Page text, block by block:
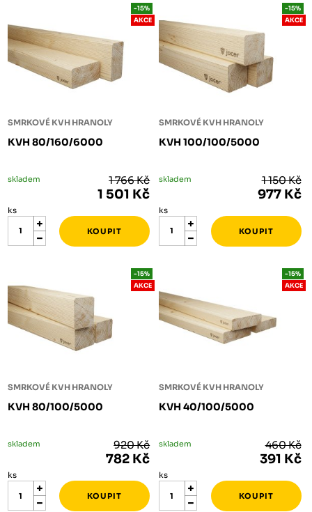
SMRKOVÉ KVH HRANOLY
KVH 80/160/6000
-15%
AKCE
skladem 1 766 Kč
1 501 Kč
ks
SMRKOVÉ KVH HRANOLY
KVH 100/100/5000
-15%
AKCE
skladem 1 150 Kč
977 Kč
ks
SMRKOVÉ KVH HRANOLY
KVH 80/100/5000
-15%
AKCE
skladem 920 Kč
782 Kč
ks
SMRKOVÉ KVH HRANOLY
KVH 40/100/5000
-15%
AKCE
skladem 460 Kč
391 Kč
ks